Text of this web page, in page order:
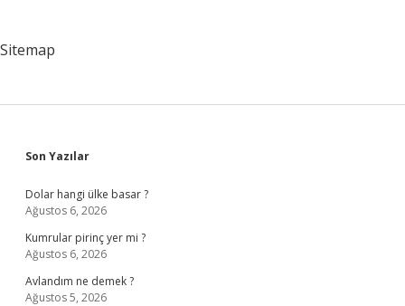
Sitemap
Sidebar
Son Yazılar
Dolar hangi ülke basar ?
Ağustos 6, 2026
Kumrular pirinç yer mi ?
Ağustos 6, 2026
Avlandım ne demek ?
Ağustos 5, 2026